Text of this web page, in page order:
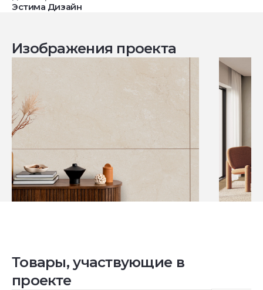
Эстима Дизайн
Изображения проекта
Товары, участвующие в
проекте